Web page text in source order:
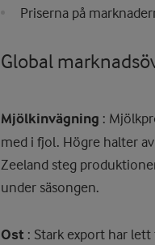
Priserna på
Global
Mjölkinvägning :
med i fjol. Högre halter
Zeeland steg
under säsongen.
Ost: Stark export har lett